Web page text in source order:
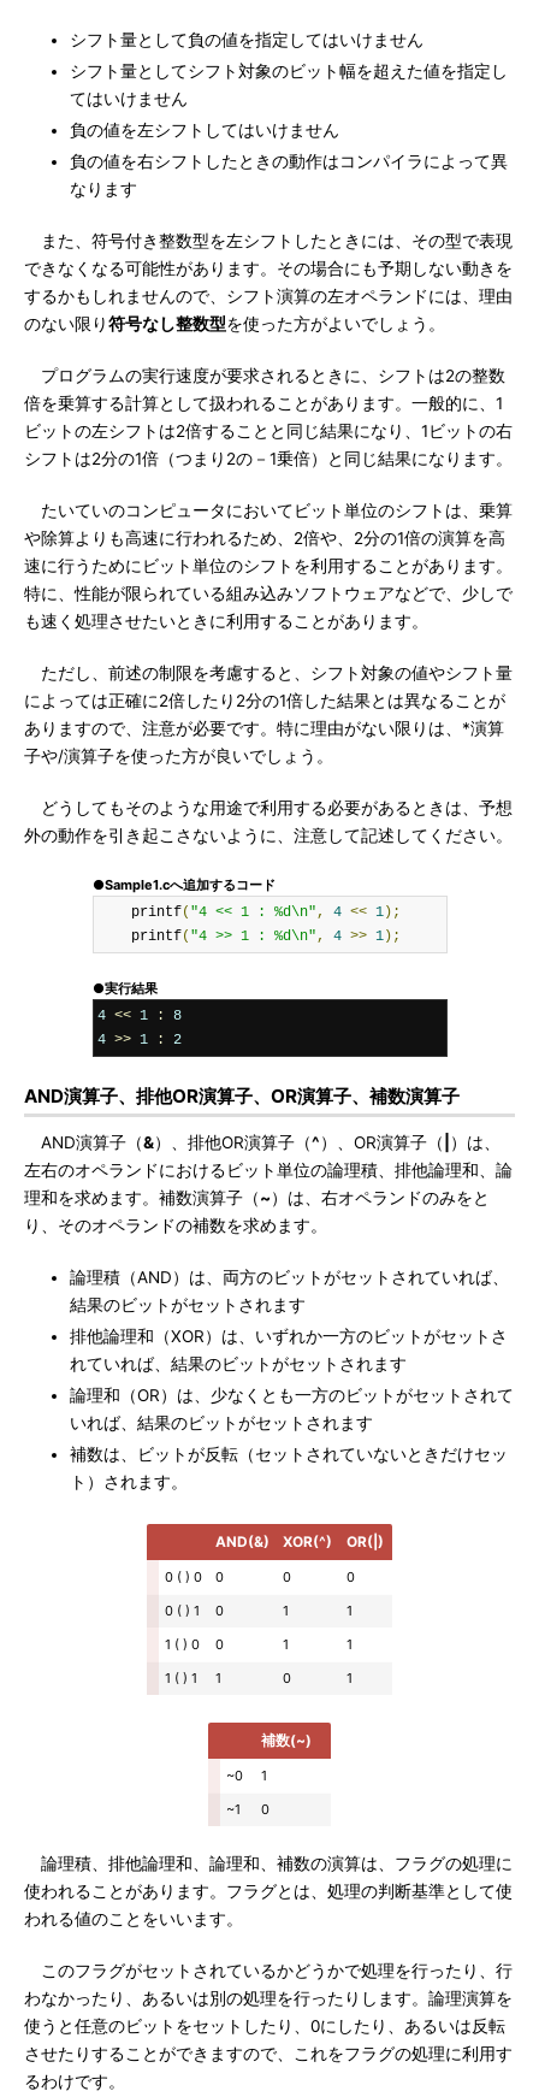
シフト量として負の値を指定してはいけません
シフト量としてシフト対象のビット幅を超えた値を指定し
てはいけません
負の値を左シフトしてはいけません
負の値を右シフトしたときの動作はコンパイラによって異
なります
また、符号付き整数型を左シフトしたときには、その型で表現
できなくなる可能性があります。その場合にも予期しない動きを
するかもしれませんので、シフト演算の左オペランドには、理由
のない限り符号なし整数型を使った方がよいでしょう。
プログラムの実行速度が要求されるときに、シフトは2の整数
倍を乗算する計算として扱われることがあります。一般的に、1
ビットの左シフトは2倍することと同じ結果になり、1ビットの右
シフトは2分の1倍（つまり2の－1乗倍）と同じ結果になります。
たいていのコンピュータにおいてビット単位のシフトは、乗算
や除算よりも高速に行われるため、2倍や、2分の1倍の演算を高
速に行うためにビット単位のシフトを利用することがあります。
特に、性能が限られている組み込みソフトウェアなどで、少しで
も速く処理させたいときに利用することがあります。
ただし、前述の制限を考慮すると、シフト対象の値やシフト量
によっては正確に2倍したり2分の1倍した結果とは異なることが
ありますので、注意が必要です。特に理由がない限りは、*演算
子や/演算子を使った方が良いでしょう。
どうしてもそのような用途で利用する必要があるときは、予想
外の動作を引き起こさないように、注意して記述してください。
●Sample1.cへ追加するコード
    printf
( "4 << 1 : %d\n", 4 << 1);
    printf
( "4 >> 1 : %d\n", 4 >> 1);
●実行結果
4 << 1 :
8
4 >> 1 : 2
AND演算子、排他OR演算子、OR演算子、補数演算子
AND演算子（&）、排他OR演算子（^）、OR演算子（ ）は、
左右のオペランドにおけるビット単位の論理積、排他論理和、論
理和を求めます。補数演算子（~）は、右オペランドのみをと
り、そのオペランドの補数を求めます。
論理積（AND）は、両方のビットがセットされていれば、
結果のビットがセットされます
排他論理和（XOR）は、いずれか一方のビットがセットさ
れていれば、結果のビットがセットされます
論理和（OR）は、少なくとも一方のビットがセットされて
いれば、結果のビットがセットされます
補数は、ビットが反転（セットされていないときだけセッ
ト）されます。
AND(&) XOR(^) OR(|)
0 ( ) 0 0 0
0
0 ( ) 1
0 1
1
1 ( ) 0
0 1
1
1 ( ) 1
1 0 1
補数(~)
~0
1
~1
0
論理積、排他論理和、論理和、補数の演算は、フラグの処理に
使われることがあります。フラグとは、処理の判断基準として使
われる値のことをいいます。
このフラグがセットされているかどうかで処理を行ったり、行
わなかったり、あるいは別の処理を行ったりします。論理演算を
使うと任意のビットをセットしたり、0にしたり、あるいは反転
させたりすることができますので、これをフラグの処理に利用す
るわけです。